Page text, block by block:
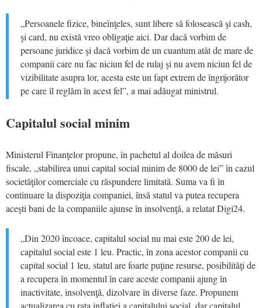
„Persoanele fizice, bineînţeles, sunt libere să folosească şi cash,
şi card, nu există vreo obligaţie aici. Dar dacă vorbim de
persoane juridice şi dacă vorbim de un cuantum atât de mare de
companii care nu fac niciun fel de rulaj şi nu avem niciun fel de
vizibilitate asupra lor, acesta este un fapt extrem de îngrijorător
pe care îl reglăm în acest fel”, a mai adăugat ministrul.
Capitalul social minim
Ministerul Finanţelor propune, în pachetul al doilea de măsuri
fiscale, „stabilirea unui capital social minim de 8000 de lei” în cazul
societăţilor comerciale cu răspundere limitată. Suma va fi în
continuare la dispoziţia companiei, însă statul va putea recupera
aceşti bani de la companiile ajunse în insolvenţă, a relatat Digi24.
„Din 2020 încoace, capitalul social nu mai este 200 de lei,
capitalul social este 1 leu. Practic, în zona acestor companii cu
capital social 1 leu, statul are foarte puţine resurse, posibilităţi de
a recupera în momentul în care aceste companii ajung în
inactivitate, insolvenţă, dizolvare în diverse faze. Propunem
actualizarea cu rata inflaţiei a capitalului social, dar capitalul